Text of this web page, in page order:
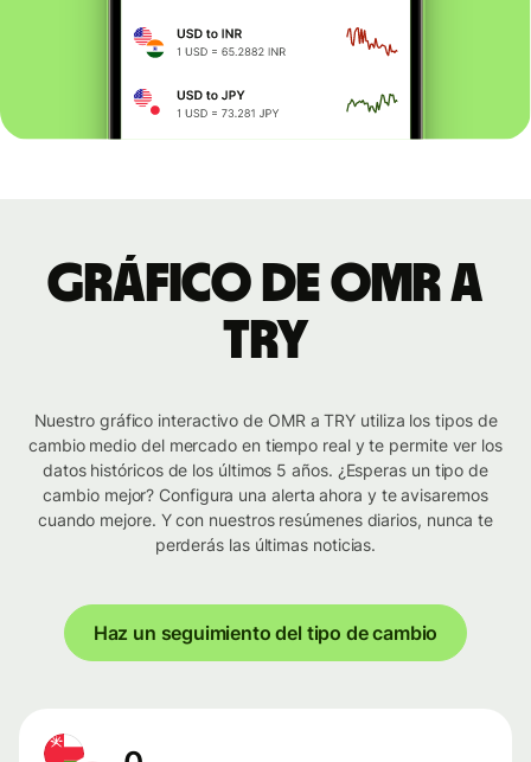
Gráfico de OMR a
TRY
Nuestro gráfico interactivo de OMR a TRY utiliza los tipos de
cambio medio del mercado en tiempo real y te permite ver los
datos históricos de los últimos 5 años. ¿Esperas un tipo de
cambio mejor? Configura una alerta ahora y te avisaremos
cuando mejore. Y con nuestros resúmenes diarios, nunca te
perderás las últimas noticias.
Haz un seguimiento del tipo de cambio